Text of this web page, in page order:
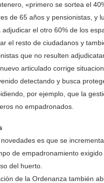
«primero se sortea el
de 65 años y pensionistas, y
adjudicar el otro 60% de los
el resto de ciudadanos y
que no resulten
articulado corrige
detectando y busca
por ejemplo, que la
no empadronados.
es que se
de empadronamiento
del huerto.
de la Ordenanza también